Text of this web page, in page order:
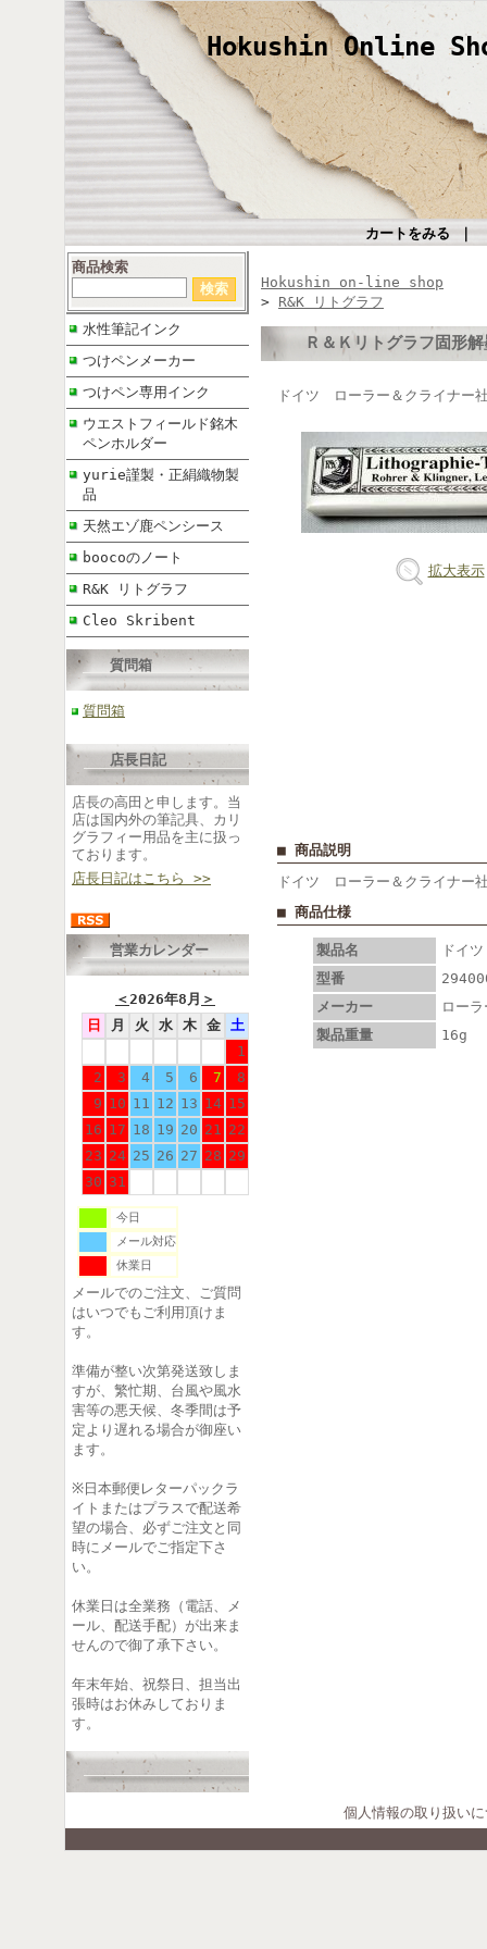
Hokushin Online
カートをみる｜
商品検索
水性筆記インク
つけペンメーカー
つけペン専用インク
ウエストフィールド銘木
ペンホルダー
yurie謹製・正絹織物製
品
天然エゾ鹿ペンシース
boocoのノート
R&K リトグラフ
Cleo Skribent
質問箱
質問箱
店長日記
店長の高田と申します。当
店は国内外の筆記具、カリ
グラフィー用品を主に扱っ
ております。
店長日記はこちら >>
営業カレンダー
＜2026年8月 ＞
日
月 火 水 木 金
土
1
2
3 4 5 6 7
8
9 10 11 12 13 14 15
16 17 18 19 20 21 22
23 24 25 26 27 28 29
30 31
今日
メール対応
休業日
メールでのご注文、ご質問
はいつでもご利用頂けま
す。
準備が整い次第発送致しま
すが、繁忙期、台風や風水
害等の悪天候、冬季間は予
定より遅れる場合が御座い
ます。
※日本郵便レターパックラ
イトまたはプラスで配送希
望の場合、必ずご注文と同
時にメールでご指定下さ
い。
休業日は全業務（電話、メ
ール、配送手配）が出来ま
せんので御了承下さい。
年末年始、祝祭日、担当出
張時はお休みしておりま
す。
Hokushin on-line shop
> R&K リトグラフ
Ｒ＆Ｋリトグラフ固形
ドイツ ローラー＆クライナー
拡大表示
■ 商品説明
ドイツ ローラー＆クライナー
■ 商品仕様
製品名
ドイ
型番
メーカー
ロー
製品重量
16g
個人情報の取り扱い